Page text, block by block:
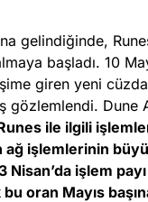
gelindiğinde,
başladı. 10
giren yeni
gözlemlendi. Dune
ile ilgili
ağ işlemlerinin
işlem
oran Mayıs